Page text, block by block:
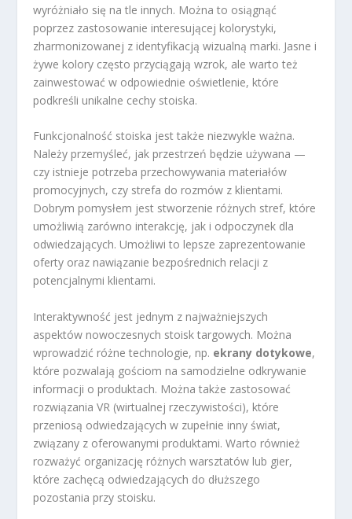
wyróżniało się na tle innych. Można to osiągnąć
poprzez zastosowanie interesującej kolorystyki,
zharmonizowanej z identyfikacją wizualną marki. Jasne i
żywe kolory często przyciągają wzrok, ale warto też
zainwestować w odpowiednie oświetlenie, które
podkreśli unikalne cechy stoiska.
Funkcjonalność stoiska jest także niezwykle ważna.
Należy przemyśleć, jak przestrzeń będzie używana —
czy istnieje potrzeba przechowywania materiałów
promocyjnych, czy strefa do rozmów z klientami.
Dobrym pomysłem jest stworzenie różnych stref, które
umożliwią zarówno interakcję, jak i odpoczynek dla
odwiedzających. Umożliwi to lepsze zaprezentowanie
oferty oraz nawiązanie bezpośrednich relacji z
potencjalnymi klientami.
Interaktywność jest jednym z najważniejszych
aspektów nowoczesnych stoisk targowych. Można
wprowadzić różne technologie, np. ekrany dotykowe,
które pozwalają gościom na samodzielne odkrywanie
informacji o produktach. Można także zastosować
rozwiązania VR (wirtualnej rzeczywistości), które
przeniosą odwiedzających w zupełnie inny świat,
związany z oferowanymi produktami. Warto również
rozważyć organizację różnych warsztatów lub gier,
które zachęcą odwiedzających do dłuższego
pozostania przy stoisku.